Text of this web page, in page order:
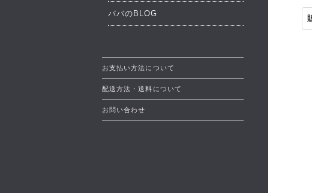
ババのBLOG
お支払い方法について
配送方法・送料について
お問い合わせ